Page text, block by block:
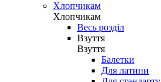
Хлопчикам
Хлопчикам
Весь розділ
Взуття
Взуття
Балетки
Для латини